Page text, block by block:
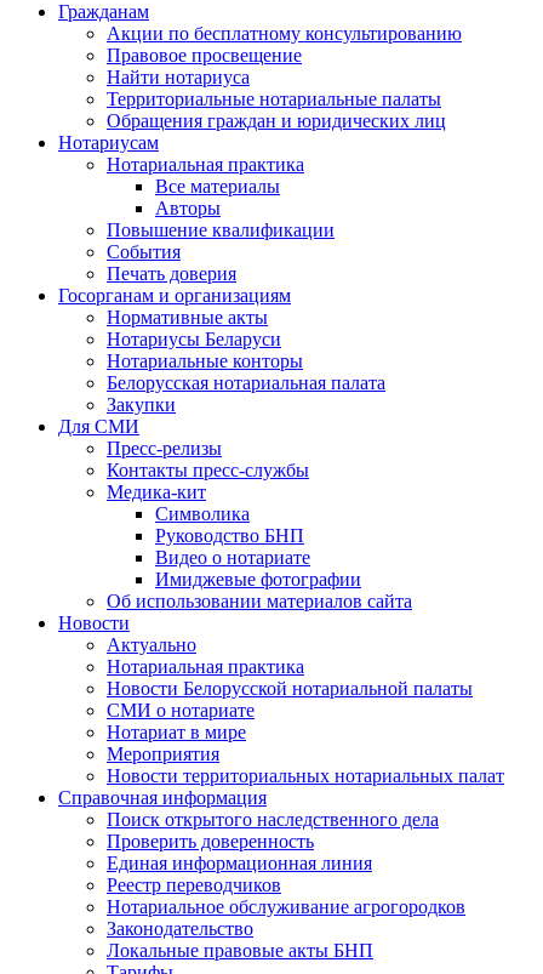
Гражданам
Акции по бесплатному консультированию
Правовое просвещение
Найти нотариуса
Территориальные нотариальные палаты
Обращения граждан и юридических лиц
Нотариусам
Нотариальная практика
Все материалы
Авторы
Повышение квалификации
События
Печать доверия
Госорганам и организациям
Нормативные акты
Нотариусы Беларуси
Нотариальные конторы
Белорусская нотариальная палата
Закупки
Для СМИ
Пресс-релизы
Контакты пресс-службы
Медика-кит
Символика
Руководство БНП
Видео о нотариате
Имиджевые фотографии
Об использовании материалов сайта
Новости
Актуально
Нотариальная практика
Новости Белорусской нотариальной палаты
СМИ о нотариате
Нотариат в мире
Мероприятия
Новости территориальных нотариальных палат
Справочная информация
Поиск открытого наследственного дела
Проверить доверенность
Единая информационная линия
Реестр переводчиков
Нотариальное обслуживание агрогородков
Законодательство
Локальные правовые акты БНП